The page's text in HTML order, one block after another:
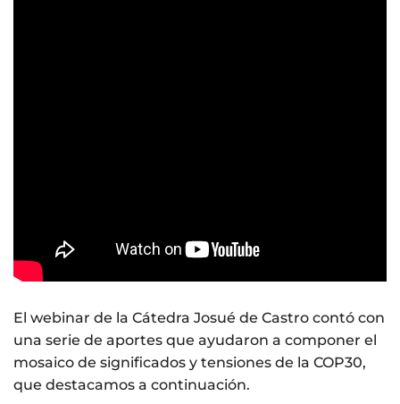
El webinar de la Cátedra Josué de Castro contó con
una serie de aportes que ayudaron a componer el
mosaico de significados y tensiones de la COP30,
que destacamos a continuación.